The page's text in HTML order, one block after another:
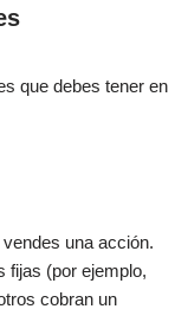
que debes tener en
una acción.
fijas (por ejemplo,
cobran un